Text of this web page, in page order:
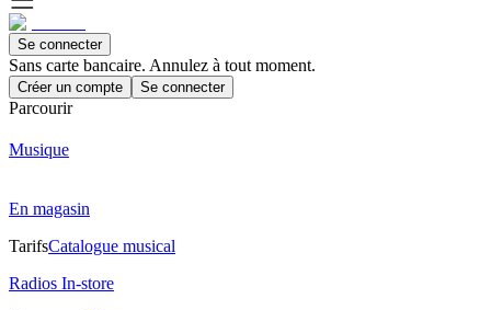
Se connecter
Sans carte bancaire. Annulez à tout moment.
Créer un compte Se connecter
Parcourir
Musique
En magasin
TarifsCatalogue musical
Radios In-store